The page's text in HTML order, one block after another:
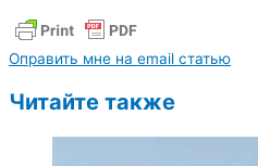
Оправить мне на email статью
Читайте также